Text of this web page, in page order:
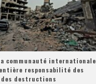
communauté internationale
responsabilité des
destructions